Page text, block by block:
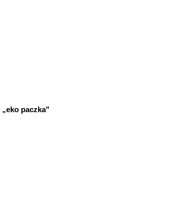
„eko paczka"